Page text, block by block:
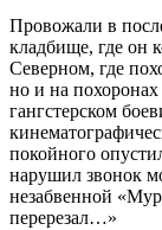
Провожали в
кладбище, где он
Северном, где
но и на похоронах
гангстерском
покойного
нарушил звонок
незабвенной
перерезал…»